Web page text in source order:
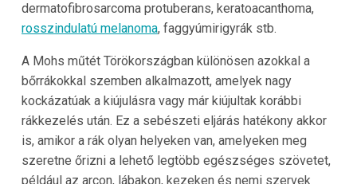
dermatofibrosarcoma protuberans, keratoacanthoma,
rosszindulatú melanoma, faggyúmirigyrák stb.
A Mohs műtét Törökországban különösen azokkal a
bőrrákokkal szemben alkalmazott, amelyek nagy
kockázatúak a kiújulásra vagy már kiújultak korábbi
rákkezelés után. Ez a sebészeti eljárás hatékony akkor
is, amikor a rák olyan helyeken van, amelyeken meg
szeretne őrizni a lehető legtöbb egészséges szövetet,
például az arcon, lábakon, kezeken és nemi szervek